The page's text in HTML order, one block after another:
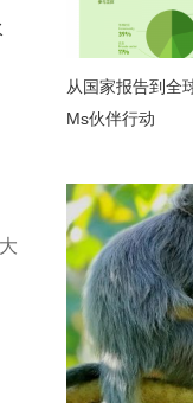
从国家报告到全
Ms伙伴行动